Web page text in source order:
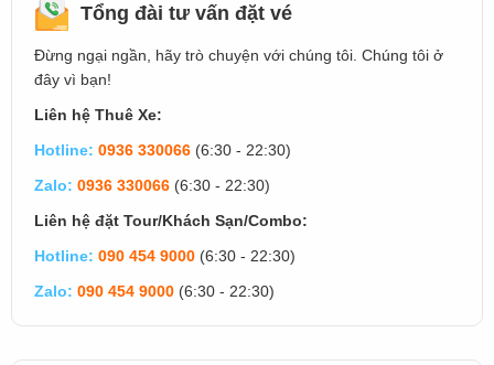
Tổng đài tư vấn đặt vé
Đừng ngại ngần, hãy trò chuyện với chúng tôi. Chúng tôi ở
đây vì bạn!
Liên hệ Thuê Xe:
Hotline: 0936 330066 (6:30 - 22:30)
Zalo: 0936 330066 (6:30 - 22:30)
Liên hệ đặt Tour/Khách Sạn/Combo:
Hotline: 090 454 9000 (6:30 - 22:30)
Zalo: 090 454 9000 (6:30 - 22:30)